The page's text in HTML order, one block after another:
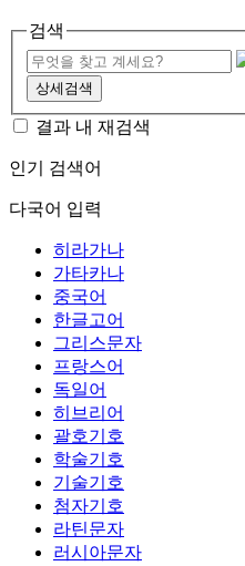
검색
상세검색
결과 내 재검색
인기 검색어
다국어 입력
히라가나
가타카나
중국어
한글고어
그리스문자
프랑스어
독일어
히브리어
괄호기호
학술기호
기술기호
첨자기호
라틴문자
러시아문자